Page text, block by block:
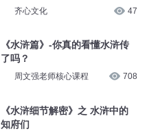
齐心文化 47
《水浒篇》-你真的看懂水浒传
了吗？
周文强老师核心课程 708
《水浒细节解密》之 水浒中的
知府们